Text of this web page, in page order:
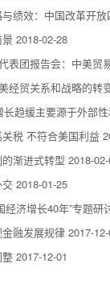
绩效：中国改革开
2018-02-28
表团报告会：中美贸
经贸关系和战略的转
趋缓主要源于外部
税 不符合美国利益
渐进式转型 2018-02-
2018-01-25
济增长40年”专题研
融发展规律 2017-12-
2017-12-01